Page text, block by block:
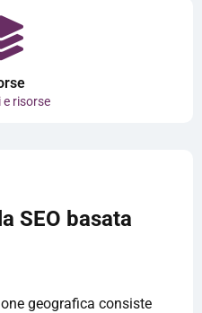
risorse
SEO basata
geografica consiste